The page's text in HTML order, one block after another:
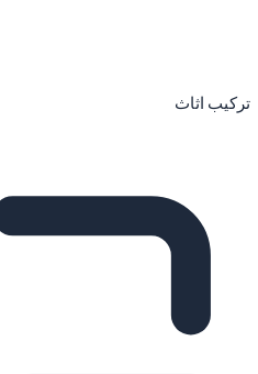
تركيب اثاث